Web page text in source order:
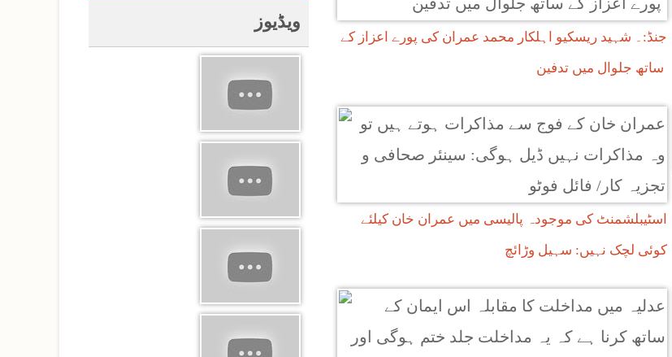
جنڈ:۔ شہید ریسکیو اہلکار محمد عمران کی پورے اعزاز کے
اسٹیبلشمنٹ کی موجودہ پالیسی میں عمران خان کیلئے
کوئی لچک نہیں: سہیل وڑائچ
ویڈیوز